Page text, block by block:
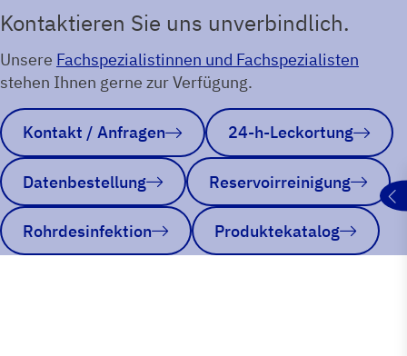
Kontaktieren Sie uns unverbindlich.
Unsere Fachspezialistinnen und Fachspezialisten
stehen Ihnen gerne zur Verfügung.
Kontakt / Anfragen 24-h-Leckortung
Datenbestellung Reservoirreinigung
Rohrdesinfektion Produktekatalog